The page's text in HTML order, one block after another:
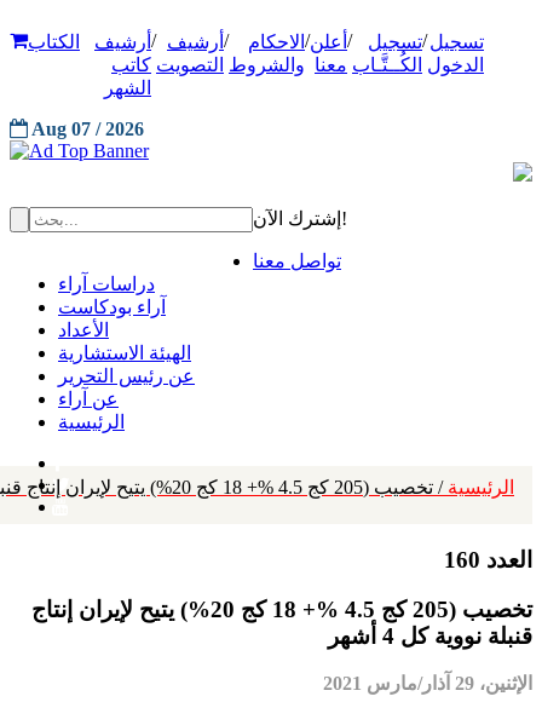
تسجيل
الدخول
/تسجيل
الكُــتَّـاب
/ أعلن
معنا
/ الاحكام
والشروط
/ أرشيف
التصويت
/ أرشيف
كاتب
الشهر
الكتاب
Aug 07 / 2026
إشترك الآن!
تواصل معنا
دراسات آراء
آراء بودكاست
الأعداد
الهيئة الاستشارية
عن رئيس التحرير
عن آراء
الرئيسية
الرئيسية / تخصيب (205 كج 4.5 %+ 18 كج 20%) يتيح لإيران إنتاج قنبلة نووية كل 4 أشهر
العدد 160
تخصيب (205 كج 4.5 %+ 18 كج 20%) يتيح لإيران إنتاج
قنبلة نووية كل 4 أشهر
الإثنين، 29 آذار/مارس 2021